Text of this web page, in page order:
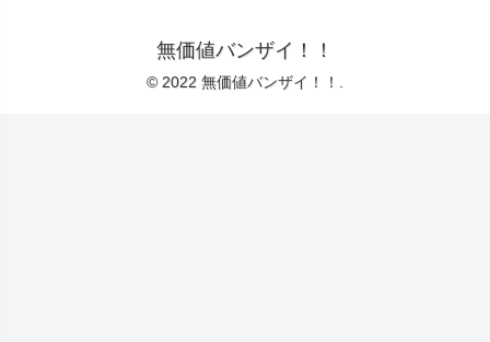
無価値バンザイ！！
© 2022 無価値バンザイ！！.